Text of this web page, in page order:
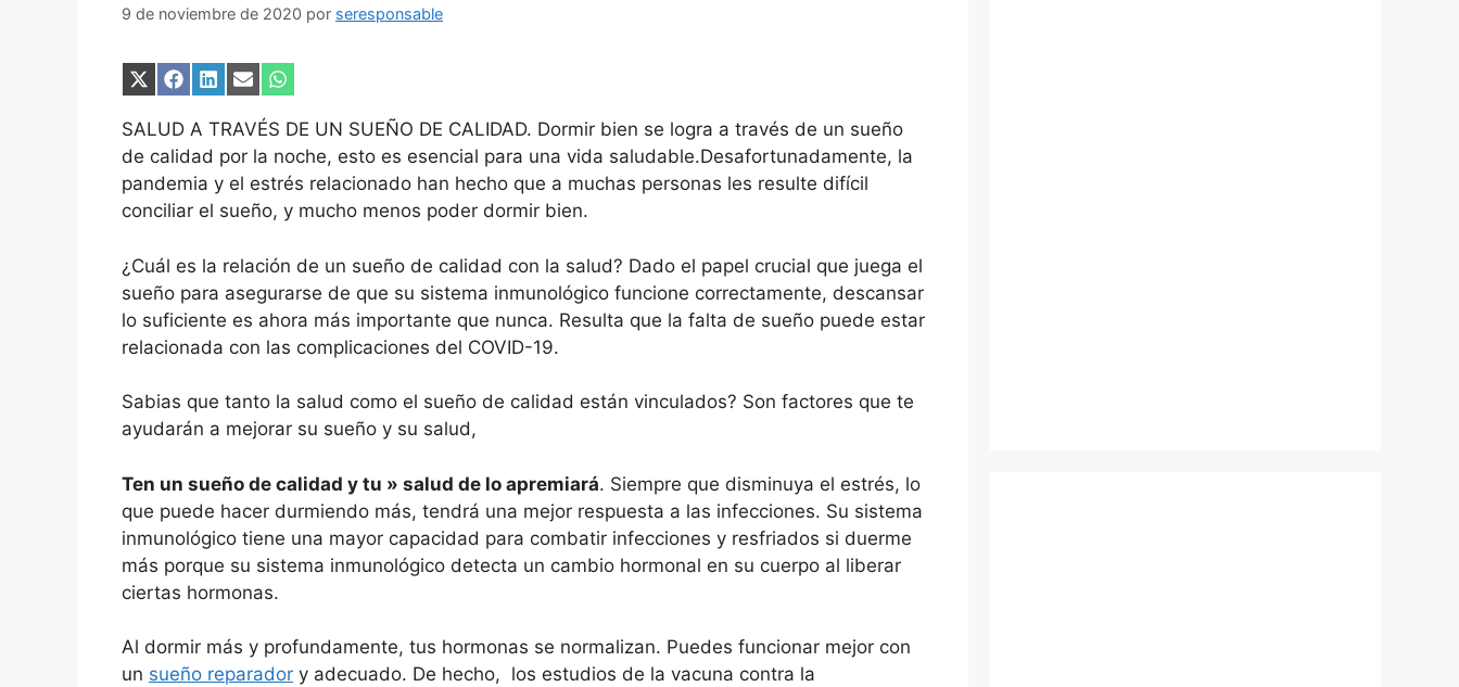
9 de noviembre de 2020 por seresponsable
Compartir
X
(Twitter)
Compartir
Facebook
Compartir
LinkedIn
Compartir
Email
Compartir
WhatsApp
SALUD A TRAVÉS DE UN SUEÑO DE CALIDAD. Dormir bien se logra a través de un sueño
de calidad por la noche, esto es esencial para una vida saludable.Desafortunadamente, la
pandemia y el estrés relacionado han hecho que a muchas personas les resulte difícil
conciliar el sueño, y mucho menos poder dormir bien.
¿Cuál es la relación de un sueño de calidad con la salud? Dado el papel crucial que juega el
sueño para asegurarse de que su sistema inmunológico funcione correctamente, descansar
lo suficiente es ahora más importante que nunca. Resulta que la falta de sueño puede estar
relacionada con las complicaciones del COVID-19.
Sabias que tanto la salud como el sueño de calidad están vinculados? Son factores que te
ayudarán a mejorar su sueño y su salud,
Ten un sueño de calidad y tu » salud de lo apremiará. Siempre que disminuya el estrés, lo
que puede hacer durmiendo más, tendrá una mejor respuesta a las infecciones. Su sistema
inmunológico tiene una mayor capacidad para combatir infecciones y resfriados si duerme
más porque su sistema inmunológico detecta un cambio hormonal en su cuerpo al liberar
ciertas hormonas.
Al dormir más y profundamente, tus hormonas se normalizan. Puedes funcionar mejor con
un sueño reparador y adecuado. De hecho, los estudios de la vacuna contra la